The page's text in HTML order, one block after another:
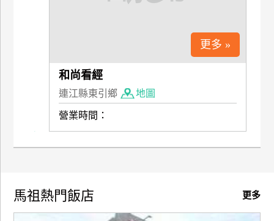
商
更多 »
和尚看經
連江縣東引鄉 地圖
營業時間：
更多
馬祖熱門飯店